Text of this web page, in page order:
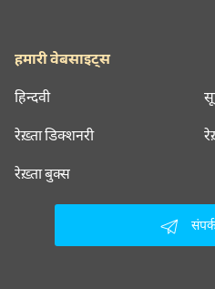
हमारी वेबसाइट्स
हिन्दवी
रेख़्ता डिक्शनरी
रेख़्ता बुक्स